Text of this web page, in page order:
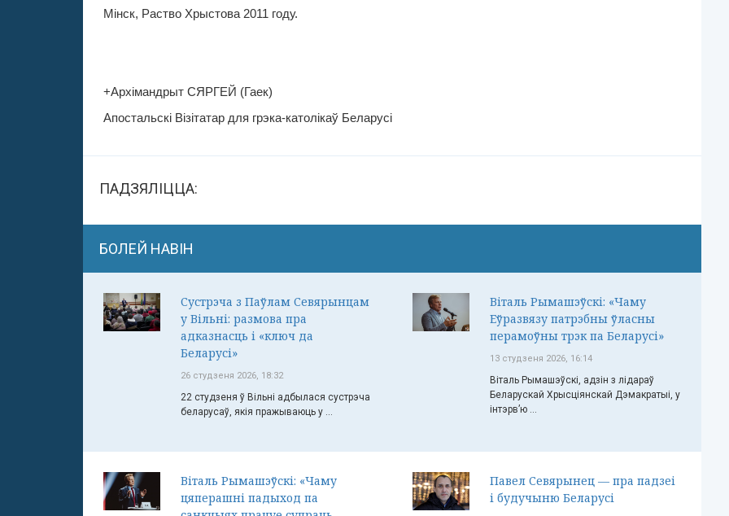
Мінск, Раство Хрыстова 2011 году.
+Архімандрыт СЯРГЕЙ (Гаек)
Апостальскі Візітатар для грэка-католікаў Беларусі
ПАДЗЯЛІЦЦА:
БОЛЕЙ НАВІН
Сустрэча з Паўлам Севярынцам
у Вільні: размова пра
адказнасць і «ключ да
Беларусі»
26 студзеня 2026, 18:32
22 студзеня ў Вільні адбылася сустрэча
беларусаў, якія пражываюць у ...
Віталь Рымашэўскі: «Чаму
Еўразвязу патрэбны ўласны
перамоўны трэк па Беларусі»
13 студзеня 2026, 16:14
Віталь Рымашэўскі, адзін з лідараў
Беларускай Хрысціянскай Дэмакратыі, у
інтэрв’ю ...
Віталь Рымашэўскі: «Чаму
цяперашні падыход па
Павел Севярынец — пра падзеі
і будучыню Беларусі